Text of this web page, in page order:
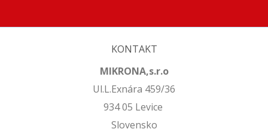
KONTAKT
MIKRONA,s.r.o
Ul.L.Exnára 459/36
934 05 Levice
Slovensko